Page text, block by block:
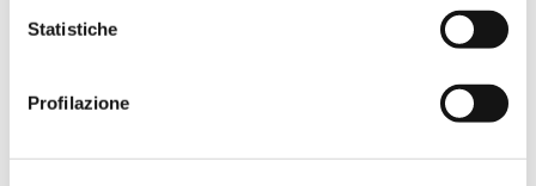
Statistiche
Profilazione
tuorli, lo zucchero al velo, il burro a cubetti, l'estratto di
vaniglia e il sale; impastate prima con una forchetta, poi
con le mani fino ad ottenere un impasto liscio ed
omogeneo. Coprite con pellicola alimentare e fate